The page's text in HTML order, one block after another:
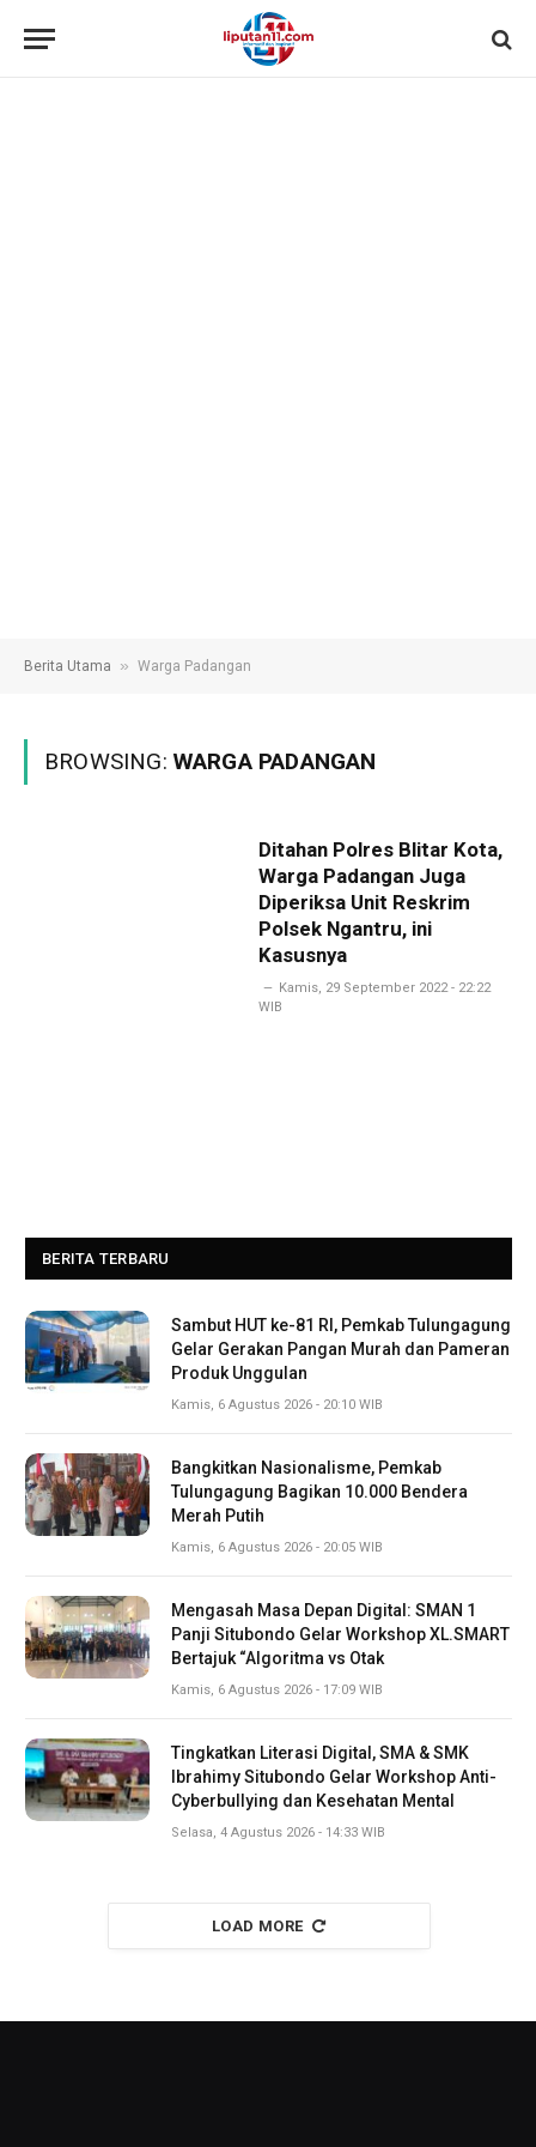
Berita Utama » Warga Padangan
BROWSING: WARGA PADANGAN
Ditahan Polres Blitar Kota,
Warga Padangan Juga
Diperiksa Unit Reskrim
Polsek Ngantru, ini
Kasusnya
Kamis, 29 September 2022 - 22:22
WIB
BERITA TERBARU
Sambut HUT ke-81 RI, Pemkab Tulungagung
Gelar Gerakan Pangan Murah dan Pameran
Produk Unggulan
Kamis, 6 Agustus 2026 - 20:10 WIB
Bangkitkan Nasionalisme, Pemkab
Tulungagung Bagikan 10.000 Bendera
Merah Putih
Kamis, 6 Agustus 2026 - 20:05 WIB
Mengasah Masa Depan Digital: SMAN 1
Panji Situbondo Gelar Workshop XL.SMART
Bertajuk “Algoritma vs Otak
Kamis, 6 Agustus 2026 - 17:09 WIB
Tingkatkan Literasi Digital, SMA & SMK
Ibrahimy Situbondo Gelar Workshop Anti-
Cyberbullying dan Kesehatan Mental
Selasa, 4 Agustus 2026 - 14:33 WIB
LOAD MORE